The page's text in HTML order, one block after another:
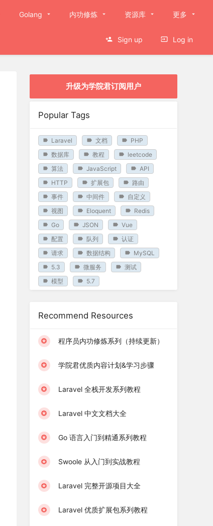
Golang 内功修炼 资源库 更多
Sign up Log in
升级为学院君订阅用户
Popular Tags
Laravel 文档
PHP
数据库
教程
leetcode
算法
JavaScript
API
HTTP
扩展包
路由
事件
中间件
自定义
视图
Eloquent
Redis
Go
JSON
Vue
配置
队列
认证
请求
数据结构
MySQL
5.3
微服务
测试
模型
5.7
Recommend Resources
程序员内功修炼系列（持续更新）
学院君优质内容计划&学习步骤
Laravel 全栈开发系列教程
Laravel 中文文档大全
Go 语言入门到精通系列教程
Swoole 从入门到实战教程
Laravel 完整开源项目大全
Laravel 优质扩展包系列教程